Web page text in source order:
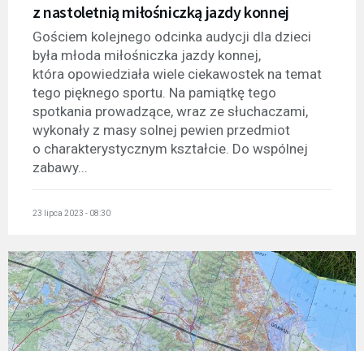
z nastoletnią miłośniczką jazdy konnej
Gościem kolejnego odcinka audycji dla dzieci
była młoda miłośniczka jazdy konnej,
która opowiedziała wiele ciekawostek na temat
tego pięknego sportu. Na pamiątkę tego
spotkania prowadzące, wraz ze słuchaczami,
wykonały z masy solnej pewien przedmiot
o charakterystycznym kształcie. Do wspólnej
zabawy...
23 lipca 2023 - 08:30